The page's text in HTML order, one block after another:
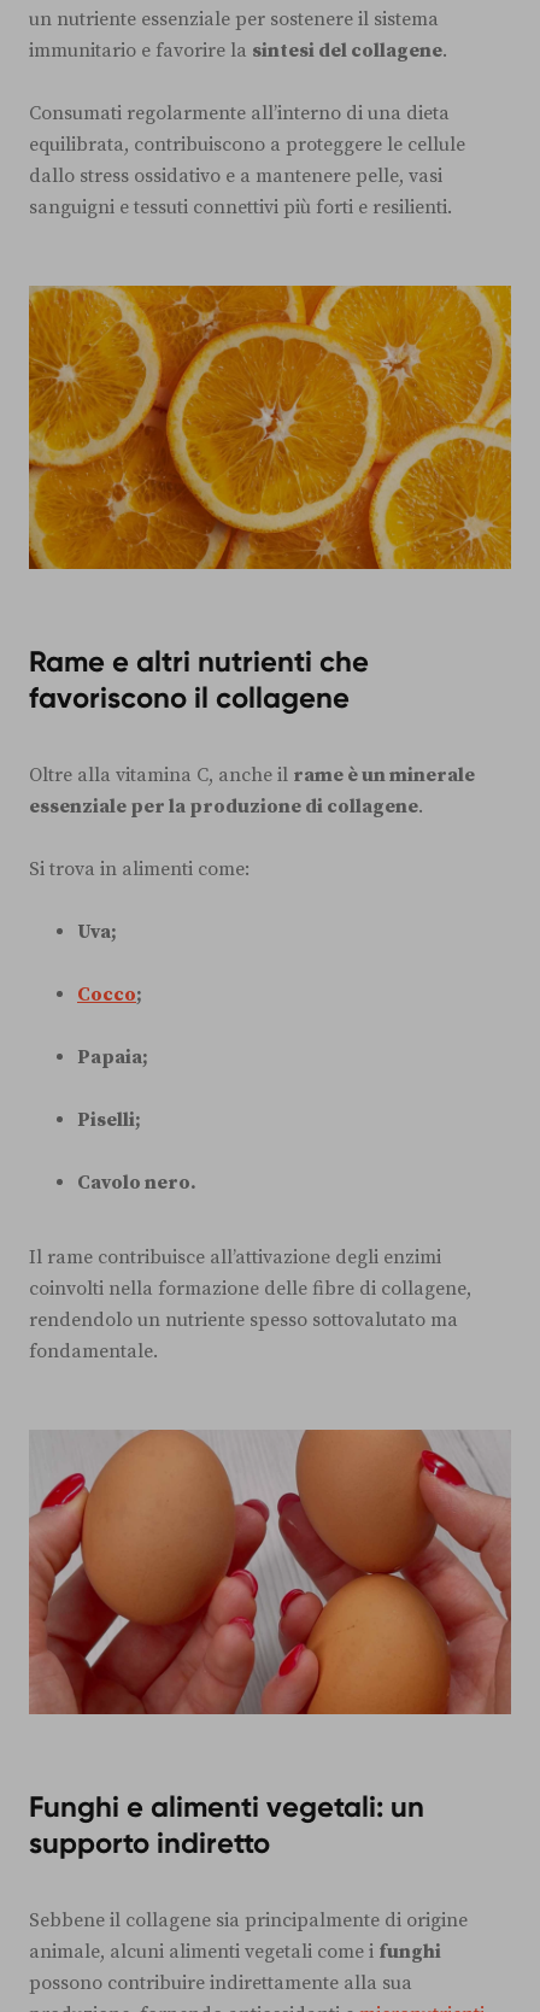
un nutriente essenziale per sostenere il sistema
immunitario e favorire la sintesi del collagene.
Consumati regolarmente all’interno di una dieta
equilibrata, contribuiscono a proteggere le cellule
dallo stress ossidativo e a mantenere pelle, vasi
sanguigni e tessuti connettivi più forti e resilienti.
Rame e altri nutrienti che
favoriscono il collagene
Oltre alla vitamina C, anche il rame è un minerale
essenziale per la produzione di collagene.
Si trova in alimenti come:
Uva;
Cocco;
Papaia;
Piselli;
Cavolo nero.
Il rame contribuisce all’attivazione degli enzimi
coinvolti nella formazione delle fibre di collagene,
rendendolo un nutriente spesso sottovalutato ma
fondamentale.
Funghi e alimenti vegetali: un
supporto indiretto
Sebbene il collagene sia principalmente di origine
animale, alcuni alimenti vegetali come i funghi
possono contribuire indirettamente alla sua